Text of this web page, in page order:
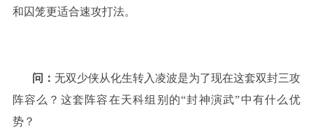
和囚笼更适合速攻打法。
问： 无双少侠从化生转入凌波是为了现在这套双封三攻
阵容么？这套阵容在天科组别的“封神演武”中有什么优
势？